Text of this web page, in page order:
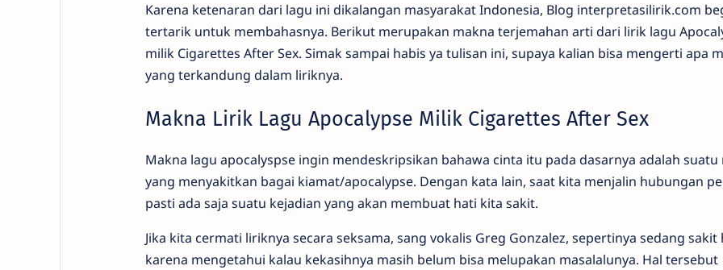
Karena ketenaran dari lagu ini dikalangan masyarakat Indonesia, Blog interpretasilirik.com
tertarik untuk membahasnya. Berikut merupakan makna terjemahan arti dari lirik lagu
milik Cigarettes After Sex. Simak sampai habis ya tulisan ini, supaya kalian bisa mengerti apa
yang terkandung dalam liriknya.
Makna Lirik Lagu Apocalypse Milik Cigarettes After Sex
Makna lagu apocalyspse ingin mendeskripsikan bahawa cinta itu pada dasarnya adalah suatu
yang menyakitkan bagai kiamat/apocalypse. Dengan kata lain, saat kita menjalin hubungan
pasti ada saja suatu kejadian yang akan membuat hati kita sakit.
Jika kita cermati liriknya secara seksama, sang vokalis Greg Gonzalez, sepertinya sedang sakit
karena mengetahui kalau kekasihnya masih belum bisa melupakan masalalunya. Hal tersebut